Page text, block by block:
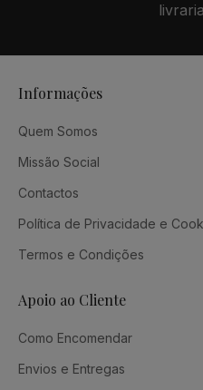
Informações
Quem Somos
Missão Social
Contactos
Política de Privacidade e
Termos e Condições
Apoio ao Cliente
Como Encomendar
Envios e Entregas